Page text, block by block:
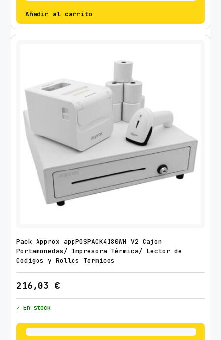
Añadir al carrito
Pack Approx appPOSPACK4180WH V2 Cajón
Portamonedas/ Impresora Térmica/ Lector de
Códigos y Rollos Térmicos
216,03 €
✓ En stock